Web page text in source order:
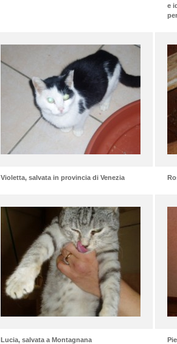
e
Violetta, salvata in provincia di Venezia
Lucia, salvata a Montagnana